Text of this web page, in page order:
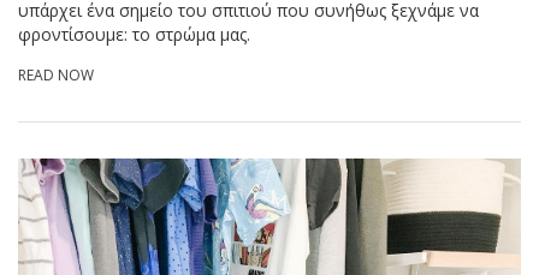
υπάρχει ένα σημείο του σπιτιού που συνήθως ξεχνάμε να
φροντίσουμε: το στρώμα μας.
READ NOW